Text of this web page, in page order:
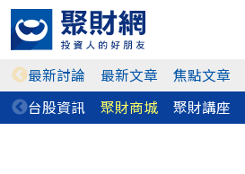
最新討論 最新文章 焦點文章
台股資訊
聚財商城 聚財講座